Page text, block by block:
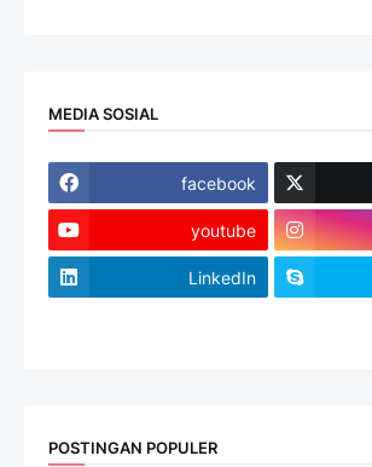
MEDIA SOSIAL
facebook
youtube
LinkedIn
POSTINGAN POPULER